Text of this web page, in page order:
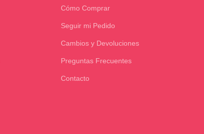
Cómo Comprar
Seguir mi Pedido
Cambios y Devoluciones
Preguntas Frecuentes
Contacto